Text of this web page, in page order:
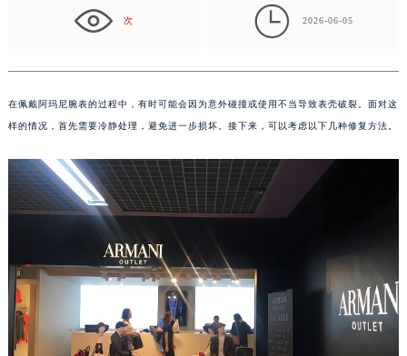
次  2026-06-05
在佩戴阿玛尼腕表的过程中，有时可能会因为意外碰撞或使用不当导致表壳破裂。面对这
样的情况，首先需要冷静处理，避免进一步损坏。接下来，可以考虑以下几种修复方法。